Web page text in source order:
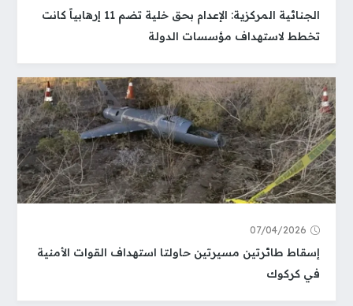
الجنائية المركزية: الإعدام بحق خلية تضم 11 إرهابياً كانت
تخطط لاستهداف مؤسسات الدولة
07/04/2026
إسقاط طائرتين مسيرتين حاولتا استهداف القوات الأمنية
في كركوك